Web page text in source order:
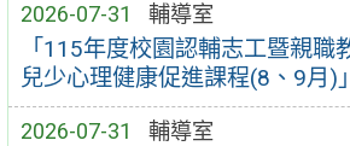
2026-07-31 輔導室
「115年度校園認輔志工暨親職
兒少心理健康促進課程(8、9月)」
2026-07-31 輔導室